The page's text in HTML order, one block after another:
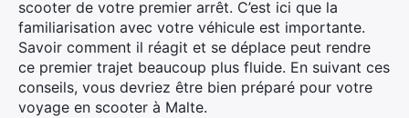
scooter de votre premier arrêt. C’est ici que la
familiarisation avec votre véhicule est importante.
Savoir comment il réagit et se déplace peut rendre
ce premier trajet beaucoup plus fluide. En suivant ces
conseils, vous devriez être bien préparé pour votre
voyage en scooter à Malte.